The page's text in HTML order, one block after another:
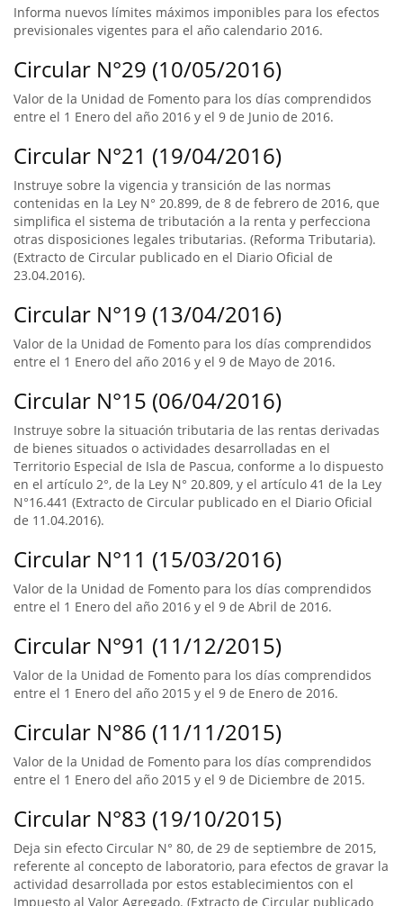
Informa nuevos límites máximos imponibles para los efectos
previsionales vigentes para el año calendario 2016.
Circular N°29 (10/05/2016)
Valor de la Unidad de Fomento para los días comprendidos
entre el 1 Enero del año 2016 y el 9 de Junio de 2016.
Circular N°21 (19/04/2016)
Instruye sobre la vigencia y transición de las normas
contenidas en la Ley N° 20.899, de 8 de febrero de 2016, que
simplifica el sistema de tributación a la renta y perfecciona
otras disposiciones legales tributarias. (Reforma Tributaria).
(Extracto de Circular publicado en el Diario Oficial de
23.04.2016).
Circular N°19 (13/04/2016)
Valor de la Unidad de Fomento para los días comprendidos
entre el 1 Enero del año 2016 y el 9 de Mayo de 2016.
Circular N°15 (06/04/2016)
Instruye sobre la situación tributaria de las rentas derivadas
de bienes situados o actividades desarrolladas en el
Territorio Especial de Isla de Pascua, conforme a lo dispuesto
en el artículo 2°, de la Ley N° 20.809, y el artículo 41 de la Ley
N°16.441 (Extracto de Circular publicado en el Diario Oficial
de 11.04.2016).
Circular N°11 (15/03/2016)
Valor de la Unidad de Fomento para los días comprendidos
entre el 1 Enero del año 2016 y el 9 de Abril de 2016.
Circular N°91 (11/12/2015)
Valor de la Unidad de Fomento para los días comprendidos
entre el 1 Enero del año 2015 y el 9 de Enero de 2016.
Circular N°86 (11/11/2015)
Valor de la Unidad de Fomento para los días comprendidos
entre el 1 Enero del año 2015 y el 9 de Diciembre de 2015.
Circular N°83 (19/10/2015)
Deja sin efecto Circular N° 80, de 29 de septiembre de 2015,
referente al concepto de laboratorio, para efectos de gravar la
actividad desarrollada por estos establecimientos con el
Impuesto al Valor Agregado. (Extracto de Circular publicado